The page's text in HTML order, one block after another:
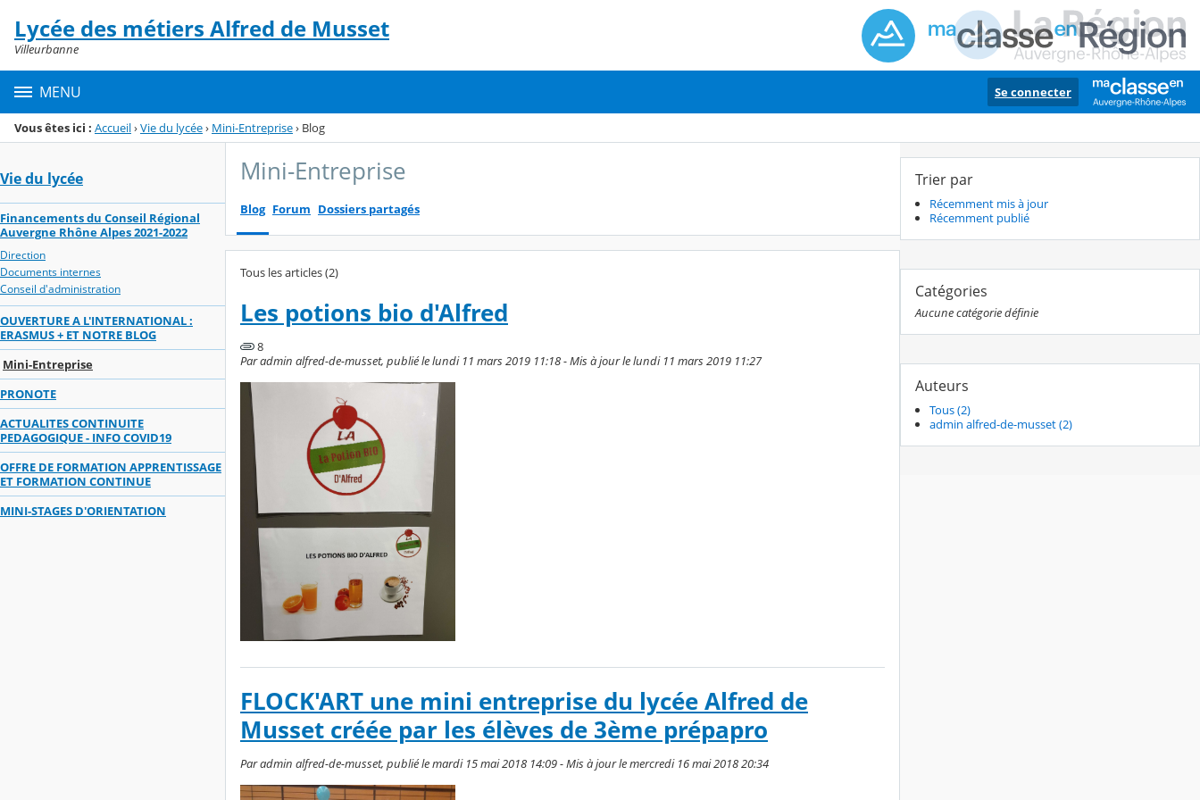
Menu de la rubrique
Contenu
Lycée des métiers Alfred de Musset
Villeurbanne
MENU Se connecter
Vous êtes ici : Accueil›Vie du lycée› Mini-Entreprise› Blog
Vie du lycée
Financements du Conseil Régional
Auvergne Rhône Alpes 2021-2022
Direction
Documents internes
Conseil d'administration
OUVERTURE A L'INTERNATIONAL :
ERASMUS + ET NOTRE BLOG
Mini-Entreprise
PRONOTE
ACTUALITES CONTINUITE
PEDAGOGIQUE - INFO COVID19
OFFRE DE FORMATION APPRENTISSAGE
ET FORMATION CONTINUE
MINI-STAGES D'ORIENTATION
Mini-Entreprise
Blog Forum Dossiers partagés
Tous les articles (2)
Les potions bio d'Alfred
8
Par admin alfred-de-musset, publié le lundi 11 mars 2019 11:18 - Mis à jour le lundi 11 mars 2019 11:27
FLOCK'ART une mini entreprise du lycée Alfred de
Musset créée par les élèves de 3ème prépapro
Par admin alfred-de-musset, publié le mardi 15 mai 2018 14:09 - Mis à jour le mercredi 16 mai 2018 20:34
Trier par
Récemment mis à jour
Récemment publié
Catégories
Aucune catégorie définie
Auteurs
Tous (2)
admin alfred-de-musset (2)